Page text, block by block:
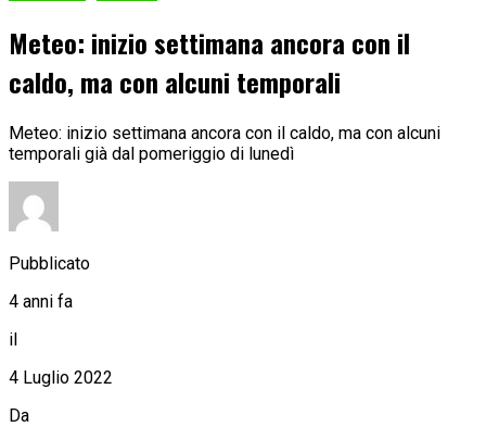
Meteo: inizio settimana ancora con il
caldo, ma con alcuni temporali
Meteo: inizio settimana ancora con il caldo, ma con alcuni
temporali già dal pomeriggio di lunedì
Pubblicato
4 anni fa
il
4 Luglio 2022
Da